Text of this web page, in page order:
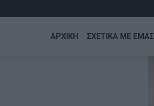
ΑΡΧΙΚΗ ΣΧΕΤΙΚΑ ΜΕ ΕΜΑΣ